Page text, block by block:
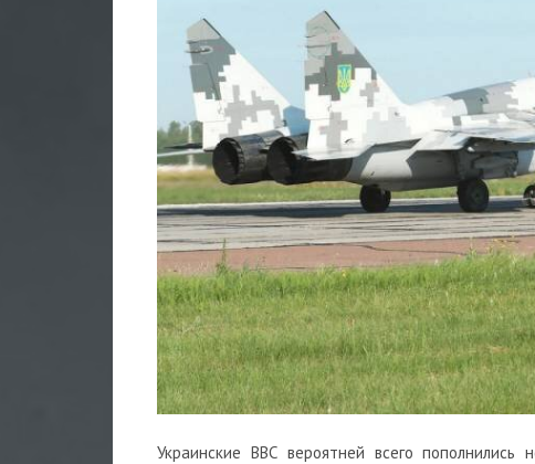
Украинские ВВС вероятней всего